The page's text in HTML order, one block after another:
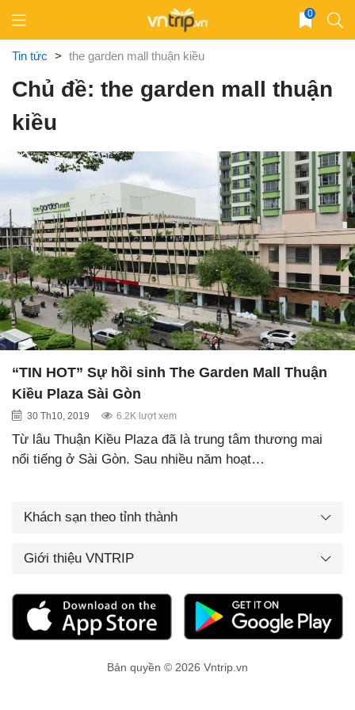
content
0
Tin tức > the garden mall thuận kiều
Chủ đề: the garden mall thuận
kiều
“TIN HOT” Sự hồi sinh The Garden Mall Thuận
Kiều Plaza Sài Gòn
30 Th10, 2019 6.2K lượt xem
Từ lâu Thuận Kiều Plaza đã là trung tâm thương mai
nổi tiếng ở Sài Gòn. Sau nhiều năm hoạt…
Khách sạn theo tỉnh thành
Giới thiệu VNTRIP
Bản quyền © 2026 Vntrip.vn